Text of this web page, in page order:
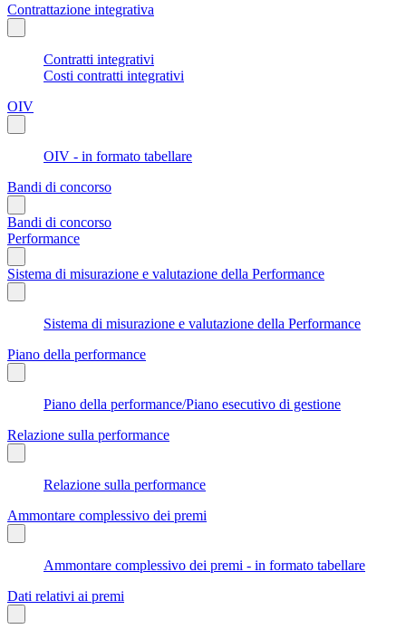
Contrattazione integrativa
Contratti integrativi
Costi contratti integrativi
OIV
OIV - in formato tabellare
Bandi di concorso
Bandi di concorso
Performance
Sistema di misurazione e valutazione della Performance
Sistema di misurazione e valutazione della Performance
Piano della performance
Piano della performance/Piano esecutivo di gestione
Relazione sulla performance
Relazione sulla performance
Ammontare complessivo dei premi
Ammontare complessivo dei premi - in formato tabellare
Dati relativi ai premi